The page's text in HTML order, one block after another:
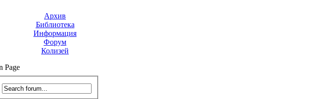
Архив
Библиотека
Информация
Форум
Колизей